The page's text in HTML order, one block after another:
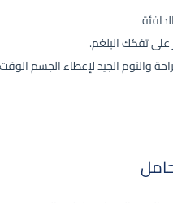
تفكك البلغم.
والنوم الجيد لإعطاء الجسم الوقت